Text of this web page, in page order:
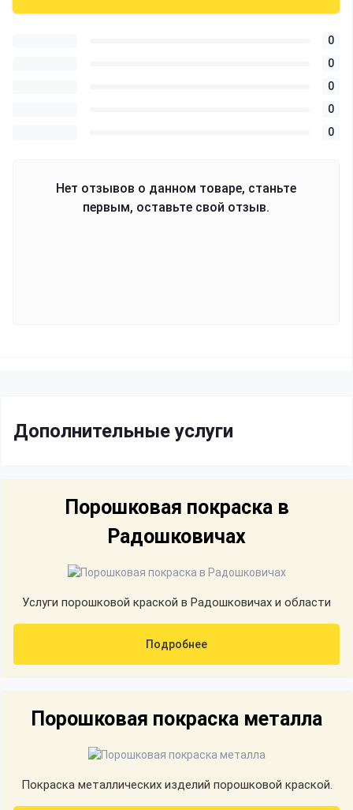
0
0
0
0
0
Нет отзывов о данном товаре, станьте
первым, оставьте свой отзыв.
Дополнительные услуги
Порошковая покраска в
Радошковичах
Услуги порошковой краской в Радошковичах и области
Подробнее
Порошковая покраска металла
Покраска металлических изделий порошковой краской.